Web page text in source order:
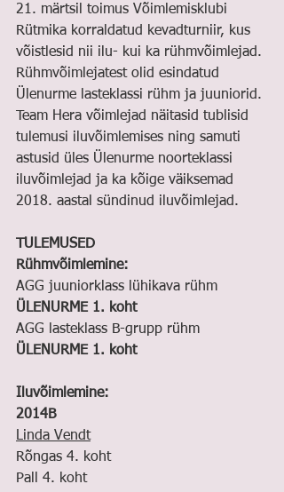
21. märtsil toimus Võimlemisklubi
Rütmika korraldatud kevadturniir, kus
võistlesid nii ilu- kui ka rühmvõimlejad.
Rühmvõimlejatest olid esindatud
Ülenurme lasteklassi rühm ja juuniorid.
Team Hera võimlejad näitasid tublisid
tulemusi iluvõimlemises ning samuti
astusid üles Ülenurme noorteklassi
iluvõimlejad ja ka kõige väiksemad
2018. aastal sündinud iluvõimlejad.
TULEMUSED
Rühmvõimlemine:
AGG juuniorklass lühikava rühm
ÜLENURME 1. koht
AGG lasteklass B-grupp rühm
ÜLENURME 1. koht
Iluvõimlemine:
2014B
Linda Vendt
Rõngas 4. koht
Pall 4. koht